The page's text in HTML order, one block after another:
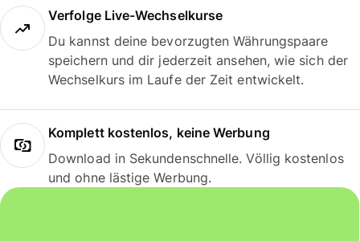
Verfolge Live-Wechselkurse
Du kannst deine bevorzugten Währungspaare
speichern und dir jederzeit ansehen, wie sich der
Wechselkurs im Laufe der Zeit entwickelt.
Komplett kostenlos, keine Werbung
Download in Sekundenschnelle. Völlig kostenlos
und ohne lästige Werbung.